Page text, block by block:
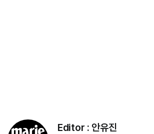
Editor : 안유진